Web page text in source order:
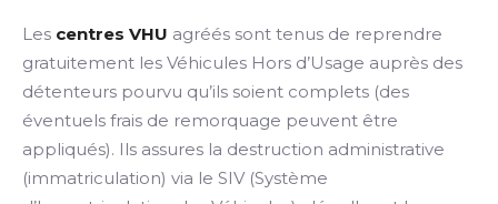
Les centres VHU agréés sont tenus de reprendre
gratuitement les Véhicules Hors d’Usage auprès des
détenteurs pourvu qu’ils soient complets (des
éventuels frais de remorquage peuvent être
appliqués). Ils assures la destruction administrative
(immatriculation) via le SIV (Système